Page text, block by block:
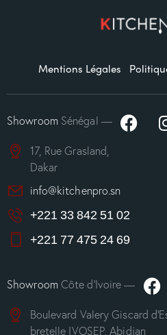
Mentions Légales
ShowroomSénégal —
17, Rue Grasland,
Dakar
info@kitchenpro.sn
+221 33 842 51 02
+221 77 475 24 69
ShowroomCôte d’Ivoire —
Boulevard Valery Giscard
bretelle IVOSEP, Abidjan